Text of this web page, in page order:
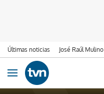
Últimas noticias José Raúl Mulino
Ir al contenido
Obrir navegació